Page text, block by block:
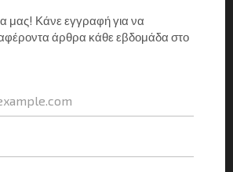
Ελλάδος διοργανώνει τον 1ο